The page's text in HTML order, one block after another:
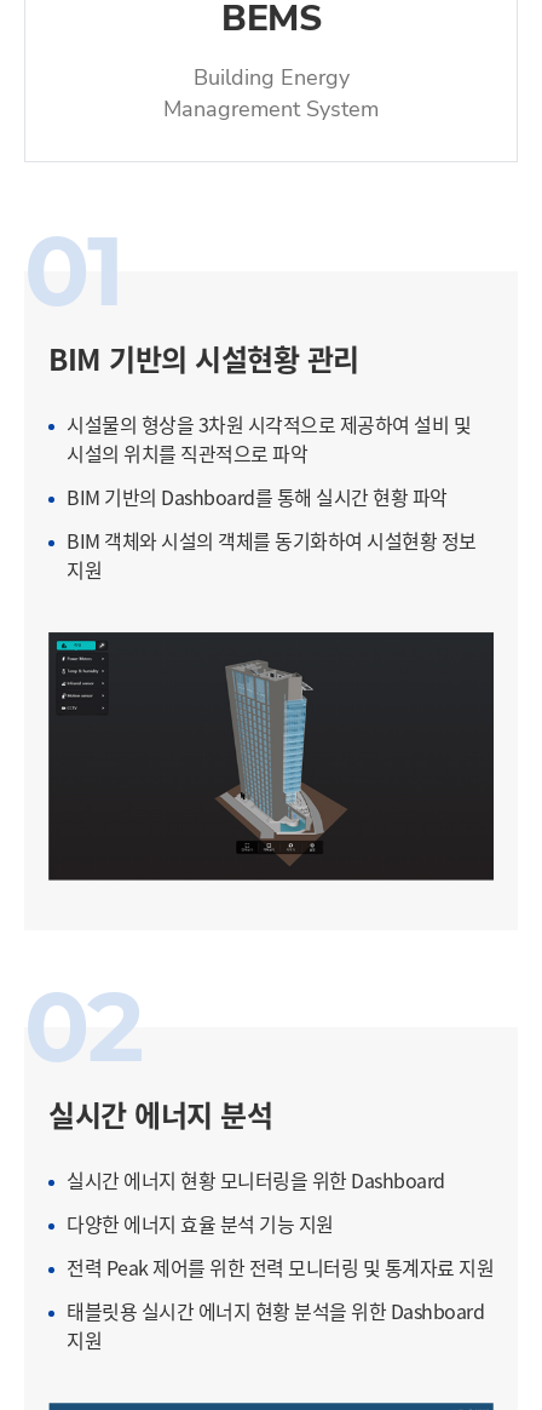
BEMS
Building Energy
Managrement System
01
BIM 기반의 시설현황 관리
시설물의 형상을 3차원 시각적으로 제공하여 설비 및
시설의 위치를 직관적으로 파악
BIM 기반의 Dashboard를 통해 실시간 현황 파악
BIM 객체와 시설의 객체를 동기화하여 시설현황 정보
지원
02
실시간 에너지 분석
실시간 에너지 현황 모니터링을 위한 Dashboard
다양한 에너지 효율 분석 기능 지원
전력 Peak 제어를 위한 전력 모니터링 및 통계자료 지원
태블릿용 실시간 에너지 현황 분석을 위한 Dashboard
지원